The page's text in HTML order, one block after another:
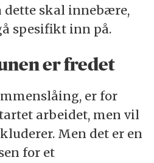
dette skal innebære,
spesifikt inn på.
er fredet
er for
arbeidet, men vil
Men det er en
for et